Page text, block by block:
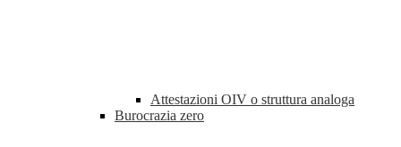
Attestazioni OIV o struttura analoga
Burocrazia zero